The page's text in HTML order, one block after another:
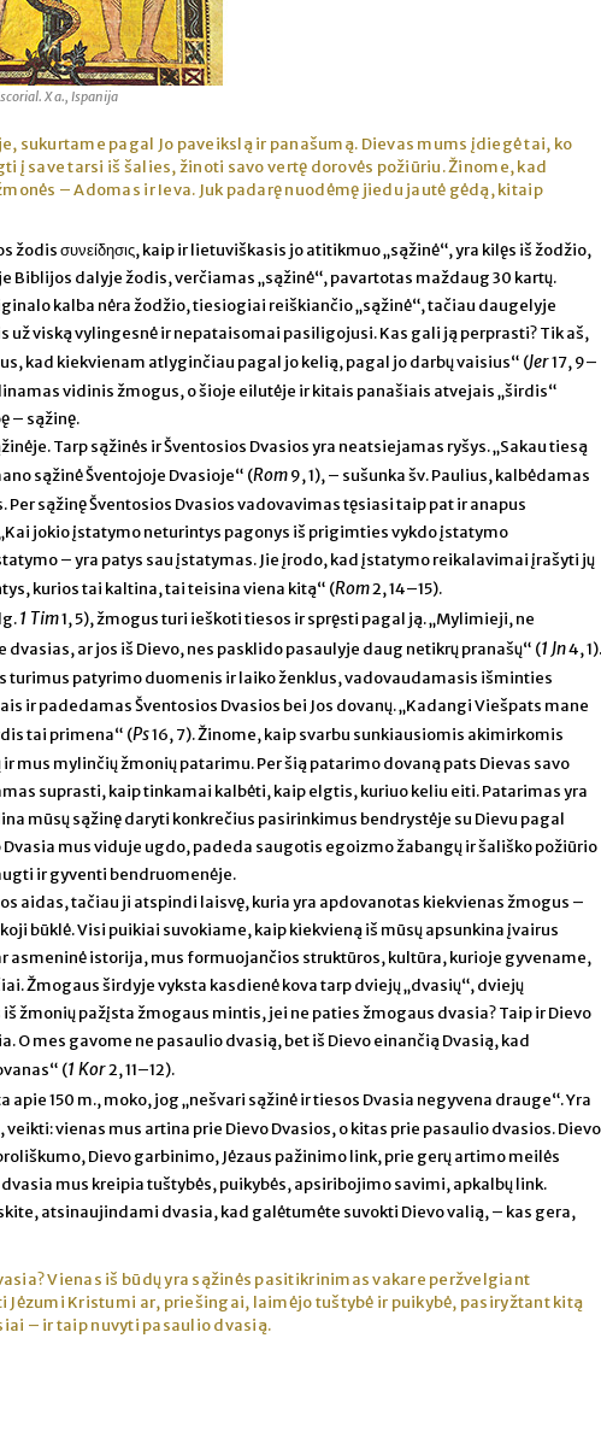
X a., Ispanija
sukurtame pagal Jo paveikslą ir panašumą. Dievas mums įdiegė tai, ko
į save tarsi iš šalies, žinoti savo vertę dorovės požiūriu. Žinome, kad
– Adomas ir Ieva. Juk padarę nuodėmę jiedu jautė gėdą, kitaip
συνείδησις, kaip ir lietuviškasis jo atitikmuo „sąžinė“, yra kilęs iš žodžio,
Biblijos dalyje žodis, verčiamas „sąžinė“, pavartotas maždaug 30 kartų.
kalba nėra žodžio, tiesiogiai reiškiančio „sąžinė“, tačiau daugelyje
už viską vylingesnė ir nepataisomai pasiligojusi. Kas gali ją perprasti? Tik aš,
kad kiekvienam atlyginčiau pagal jo kelią, pagal jo darbų vaisius“ (Jer17, 9–
vidinis žmogus, o šioje eilutėje ir kitais panašiais atvejais „širdis“
– sąžinę.
Tarp sąžinės ir Šventosios Dvasios yra neatsiejamas ryšys. „Sakau tiesą
sąžinė Šventojoje Dvasioje“ (Rom9, 1), – sušunka šv. Paulius, kalbėdamas
sąžinę Šventosios Dvasios vadovavimas tęsiasi taip pat ir anapus
jokio įstatymo neturintys pagonys iš prigimties vykdo įstatymo
– yra patys sau įstatymas. Jie įrodo, kad įstatymo reikalavimai įrašyti jų
kurios tai kaltina, tai teisina viena kitą“ (Rom2, 14–15).
1 Tim1, 5), žmogus turi ieškoti tiesos ir spręsti pagal ją. „Mylimieji, ne
ar jos iš Dievo, nes pasklido pasaulyje daug netikrų pranašų“ (1 Jn4, 1).
turimus patyrimo duomenis ir laiko ženklus, vadovaudamasis išminties
ir padedamas Šventosios Dvasios bei Jos dovanų. „Kadangi Viešpats mane
tai primena“ (Ps16, 7). Žinome, kaip svarbu sunkiausiomis akimirkomis
mylinčių žmonių patarimu. Per šią patarimo dovaną pats Dievas savo
suprasti, kaip tinkamai kalbėti, kaip elgtis, kuriuo keliu eiti. Patarimas yra
mūsų sąžinę daryti konkrečius pasirinkimus bendrystėje su Dievu pagal
Dvasia mus viduje ugdo, padeda saugotis egoizmo žabangų ir šališko požiūrio
ir gyventi bendruomenėje.
aidas, tačiau ji atspindi laisvę, kuria yra apdovanotas kiekvienas žmogus –
būklė. Visi puikiai suvokiame, kaip kiekvieną iš mūsų apsunkina įvairus
asmeninė istorija, mus formuojančios struktūros, kultūra, kurioje gyvename,
Žmogaus širdyje vyksta kasdienė kova tarp dviejų „dvasių“, dviejų
žmonių pažįsta žmogaus mintis, jei ne paties žmogaus dvasia? Taip ir Dievo
O mes gavome ne pasaulio dvasią, bet iš Dievo einančią Dvasią, kad
(1 Kor2, 11–12).
apie 150 m., moko, jog „nešvari sąžinė ir tiesos Dvasia negyvena drauge“. Yra
vienas mus artina prie Dievo Dvasios, o kitas prie pasaulio dvasios. Dievo
Dievo garbinimo, Jėzaus pažinimo link, prie gerų artimo meilės
mus kreipia tuštybės, puikybės, apsiribojimo savimi, apkalbų link.
atsinaujindami dvasia, kad galėtumėte suvokti Dievo valią, – kas gera,
Vienas iš būdų yra sąžinės pasitikrinimas vakare peržvelgiant
Jėzumi Kristumi ar, priešingai, laimėjo tuštybė ir puikybė, pasiryžtant kitą
– ir taip nuvyti pasaulio dvasią.